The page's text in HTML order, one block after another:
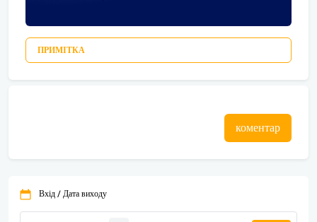
ПРИМІТКА
коментар
Вхід / Дата виходу